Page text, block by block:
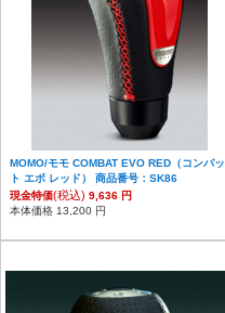
MOMO/モモ COMBAT EVO RED（コンバッ
ト エボ レッド） 商品番号：SK86
現金特価(税込) 9,636 円
本体価格 13,200 円